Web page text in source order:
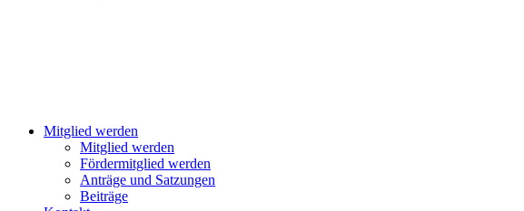
Mitglied werden
Mitglied werden
Fördermitglied werden
Anträge und Satzungen
Beiträge